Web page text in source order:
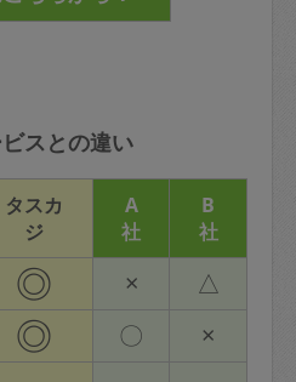
スとの違い
タスカ
ジ
A
社
B
社
◎ × △
◎ 〇 ×